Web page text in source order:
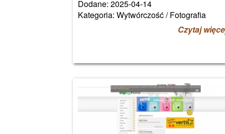
Dodane: 2025-04-14
Kategoria: Wytwórczość / Fotografia
Czytaj